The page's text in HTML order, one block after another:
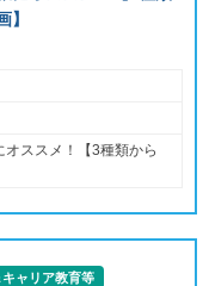
】
ススメ！【3種類から
ャリア教育等